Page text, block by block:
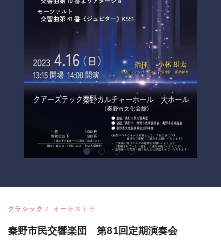
クラシック オーケストラ
秦野市民交響楽団 第81回定期演奏会